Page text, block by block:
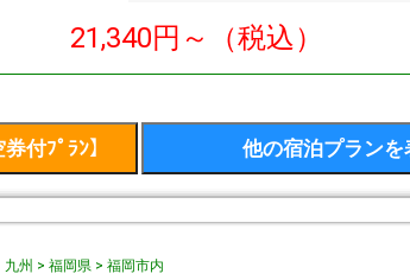
21,340円～（税込）
九州 > 福岡県 > 福岡市内